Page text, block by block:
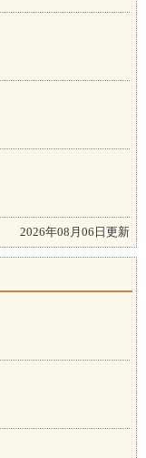
2026年08月06日更新